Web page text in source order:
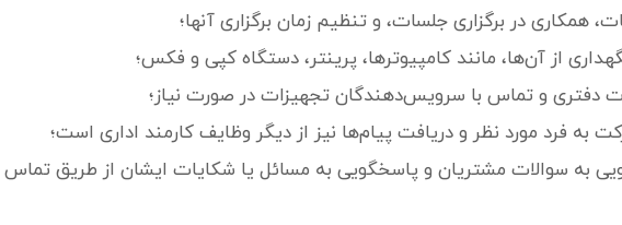
همکاری در برگزاری جلسات، و تنظیم زمان برگزاری آنها؛
از آن‌ها، مانند کامپیوترها، پرینتر، دستگاه کپی و فکس؛
دفتری و تماس با سرویس‌دهندگان تجهیزات در صورت نیاز؛
فرد مورد نظر و دریافت پیام‌ها نیز از دیگر وظایف کارمند اداری است؛
به سوالات مشتریان و پاسخگویی به مسائل یا شکایات ایشان از طریق تماس